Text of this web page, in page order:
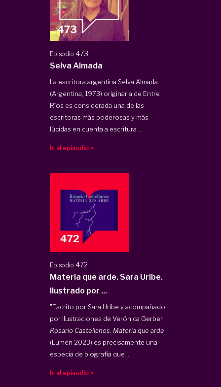
Episodio 473
Selva Almada
La escritora argentina Selva Almada
(Argentina, 1973) originaria de Entre
Ríos es considerada una de las
escritoras más poderosas y más
lúcidas en cuenta a escritura ...
Ir al episodio >
Episodio 472
Materia que arde. Sara Uribe.
Ilustrado por ...
"Escrito por Sara Uribe y acompañado
por ilustraciones de Verónica Gerber,
Rosario Castellanos. Materia que arde
(Lumen 2023) es precisamente una
especia de biografía que ...
Ir al episodio >